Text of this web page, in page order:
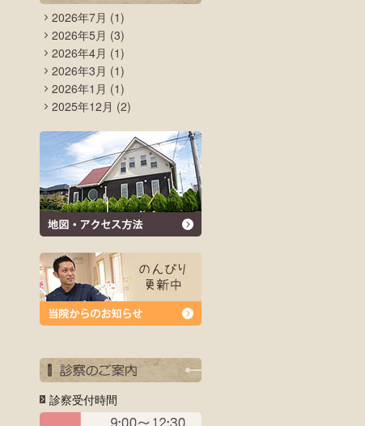
2026年7月 (1)
2026年5月 (3)
2026年4月 (1)
2026年3月 (1)
2026年1月 (1)
2025年12月 (2)
診察受付時間